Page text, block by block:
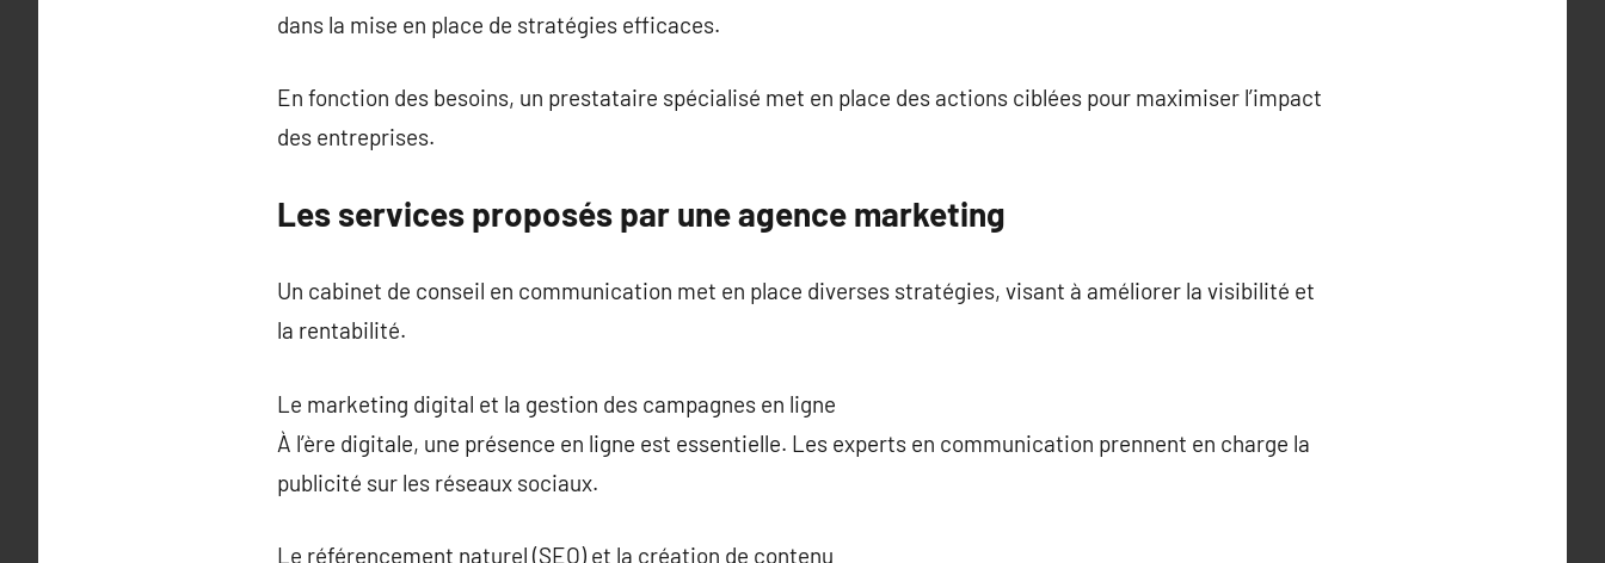
dans la mise en place de stratégies efficaces.
En fonction des besoins, un prestataire spécialisé met en place des actions ciblées pour maximiser l’impact
des entreprises.
Les services proposés par une agence marketing
Un cabinet de conseil en communication met en place diverses stratégies, visant à améliorer la visibilité et
la rentabilité.
Le marketing digital et la gestion des campagnes en ligne
À l’ère digitale, une présence en ligne est essentielle. Les experts en communication prennent en charge la
publicité sur les réseaux sociaux.
Le référencement naturel (SEO) et la création de contenu